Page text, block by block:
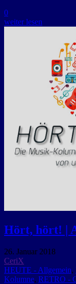
0
weiter lesen
Hört, hört! |
26. Januar 2018
CeriX
HEUTE - Allgemein,
Kolumne, RETRO -